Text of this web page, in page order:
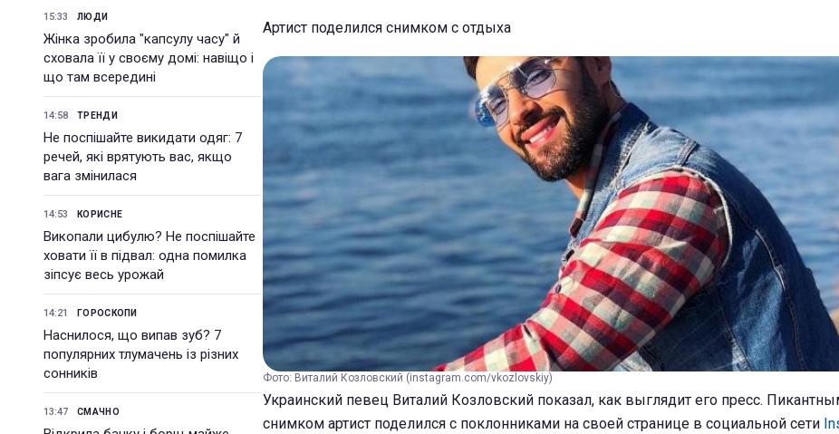
15:33 ЛЮДИ
Жінка зробила "капсулу часу" й
сховала її у своєму домі: навіщо і
що там всередині
14:58 ТРЕНДИ
Не поспішайте викидати одяг: 7
речей, які врятують вас, якщо
вага змінилася
14:53 КОРИСНЕ
Викопали цибулю? Не поспішайте
ховати її в підвал: одна помилка
зіпсує весь урожай
14:21 ГОРОСКОПИ
Наснилося, що випав зуб? 7
популярних тлумачень із різних
сонників
13:47 СМАЧНО
Артист поделился снимком с отдыха
Фото: Виталий Козловский (instagram.com/vkozlovskiy)
Украинский певец Виталий Козловский показал, как выглядит его пресс.
снимком артист поделился с поклонниками на своей странице в социальной сети